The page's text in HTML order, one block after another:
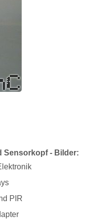
Sensorkopf - Bilder:
PIR